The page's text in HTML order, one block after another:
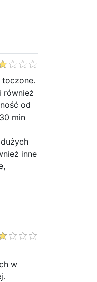
również
od
min
inne
w